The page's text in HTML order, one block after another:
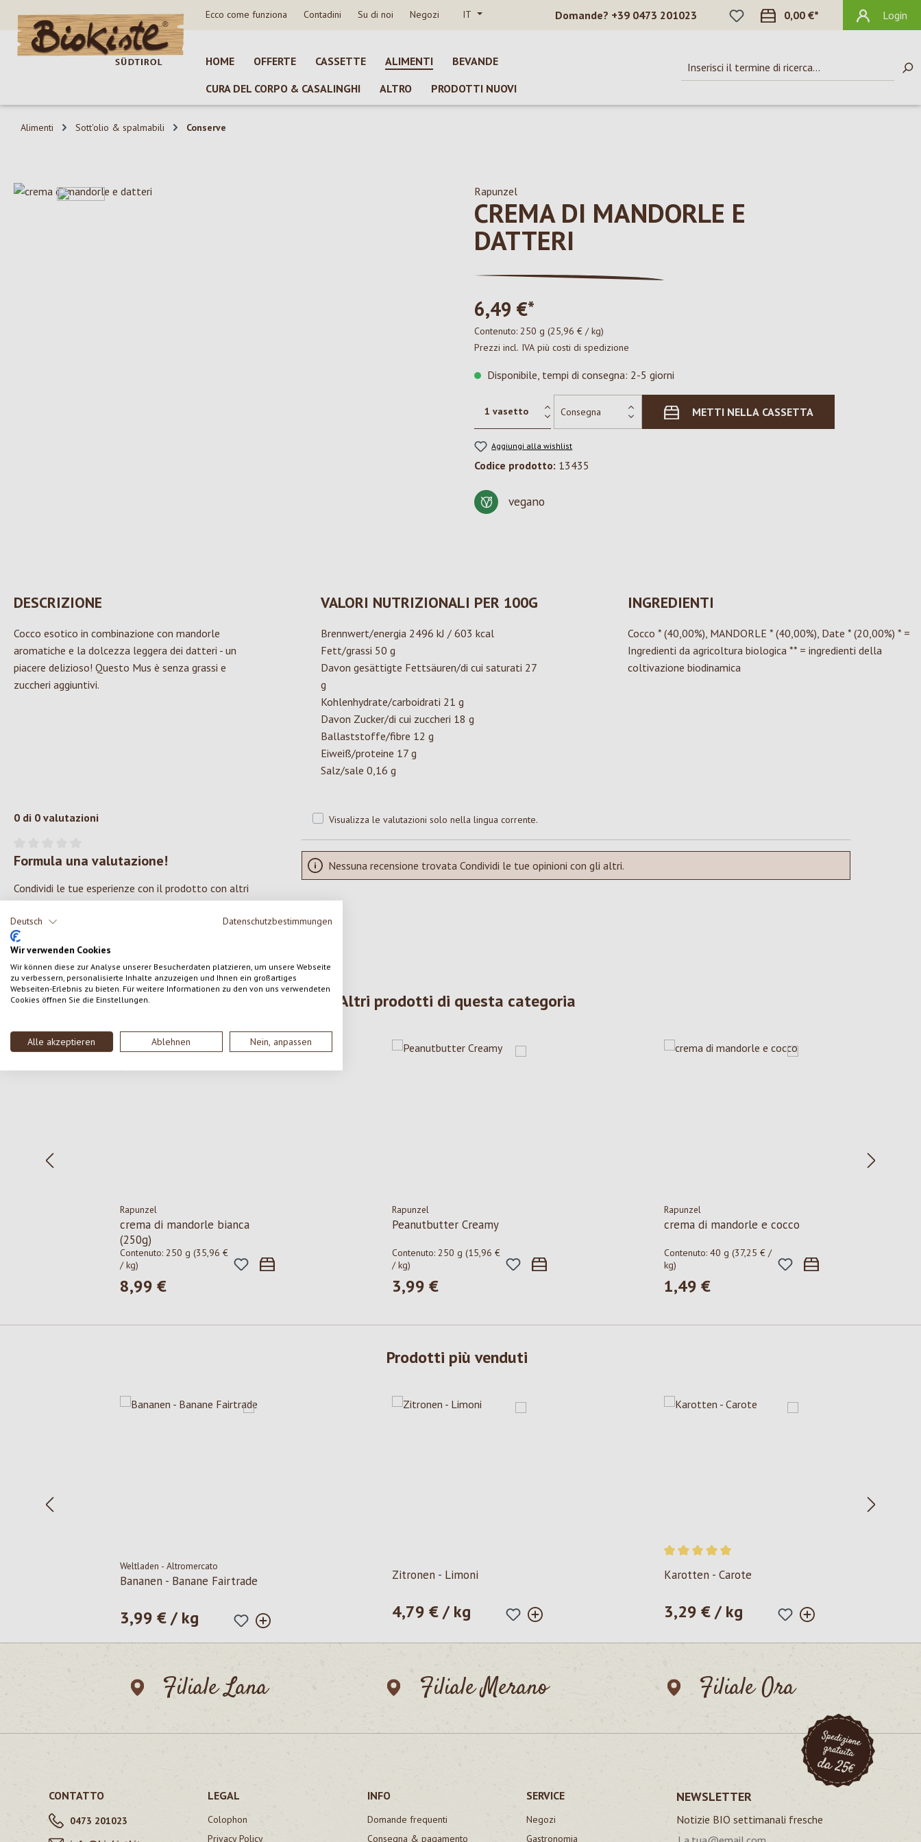
Deutsch Datenschutzbestimmungen
Wir verwenden Cookies
Wir können diese zur Analyse unserer Besucherdaten platzieren, um unsere Webseite
zu verbessern, personalisierte Inhalte anzuzeigen und Ihnen ein großartiges
Webseiten-Erlebnis zu bieten. Für weitere Informationen zu den von uns verwendeten
Cookies öffnen Sie die Einstellungen.
Alle akzeptieren Ablehnen Nein, anpassen
al contenuto principale
Salta alla ricerca
Passa alla navigazione principale Ecco come funziona Contadini Su di noi Negozi IT Domande? +39 0473 201023
HAI 0 ARTICOLI NELLA LISTA DEI
0,00 €* Login
HOME OFFERTE CASSETTE ALIMENTI
BEVANDE
CURA DEL CORPO & CASALINGHI
ALTRO PRODOTTI NUOVI
Alimenti Sott'olio & spalmabili Conserve
Salta la galleria di immagini Rapunzel
CREMA DI MANDORLE E
DATTERI
6,49 €*
Contenuto: 250 g (25,96 € / kg)
Prezzi incl. IVA più costi di spedizione
Disponibile, tempi di consegna: 2-5 giorni
METTI NELLA CASSETTA
Aggiungi alla wishlist
Codice prodotto: 13435
vegano
DESCRIZIONE
Cocco esotico in combinazione con mandorle
aromatiche e la dolcezza leggera dei datteri - un
piacere delizioso! Questo Mus è senza grassi e
zuccheri aggiuntivi.
VALORI NUTRIZIONALI PER 100G
Brennwert/energia 2496 kJ / 603 kcal
Fett/grassi 50 g
Davon gesättigte Fettsäuren/di cui saturati 27
g
Kohlenhydrate/carboidrati 21 g
Davon Zucker/di cui zuccheri 18 g
Ballaststoffe/fibre 12 g
Eiweiß/proteine 17 g
Salz/sale 0,16 g
INGREDIENTI
Cocco * (40,00%), MANDORLE * (40,00%), Date * (20,00%) * =
Ingredienti da agricoltura biologica ** = ingredienti della
coltivazione biodinamica
0 di 0 valutazioni
Valutazione media di 0 su 5 stelle
Formula una valutazione!
Condividi le tue esperienze con il prodotto con altri
Visualizza le valutazioni solo nella lingua corrente.
Nessuna recensione trovata Condividi le tue opinioni con gli altri.
Altri prodotti di questa categoria
Salta la galleria dei prodotti
Rapunzel
crema di mandorle bianca
(250g)
Contenuto:250 g(35,96 €
/ kg)
Prezzo normale:
8,99 €
Rapunzel
Peanutbutter Creamy
Contenuto: 250 g (15,96 €
/ kg)
Prezzo normale:
3,99 €
Rapunzel
crema di mandorle e cocco
Contenuto: 40 g (37,25 € /
kg)
Prezzo normale:
1,49 €
Prodotti più venduti
Weltladen - Altromercato
Bananen - Banane Fairtrade
Prezzo normale:
3,99 € / kg
Zitronen - Limoni
Prezzo normale:
4,79 € / kg
Valutazione media di 5 su 5 stelle
Karotten - Carote
Prezzo normale:
3,29 € / kg
Filiale Lana Filiale Merano Filiale Ora
CONTATTO
0473 201023
LEGAL
Colophon
Privacy Policy
INFO
Domande frequenti
Consegna & pagamento
SERVICE
Negozi
Gastronomia
NEWSLETTER
Notizie BIO settimanali fresche